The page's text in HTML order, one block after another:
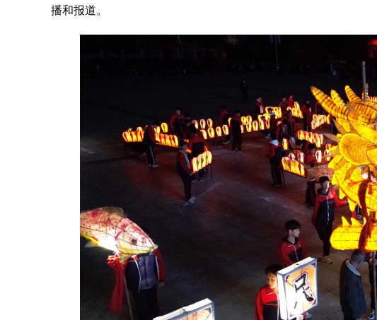
播和报道。